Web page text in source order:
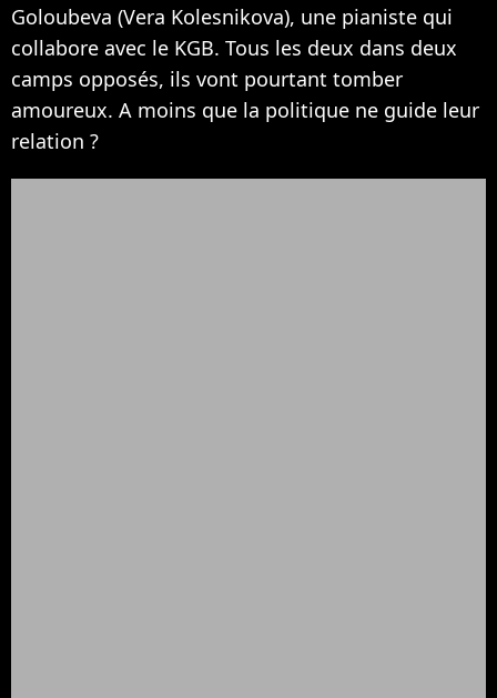
Goloubeva (Vera Kolesnikova), une pianiste qui
collabore avec le KGB. Tous les deux dans deux
camps opposés, ils vont pourtant tomber
amoureux. A moins que la politique ne guide leur
relation ?